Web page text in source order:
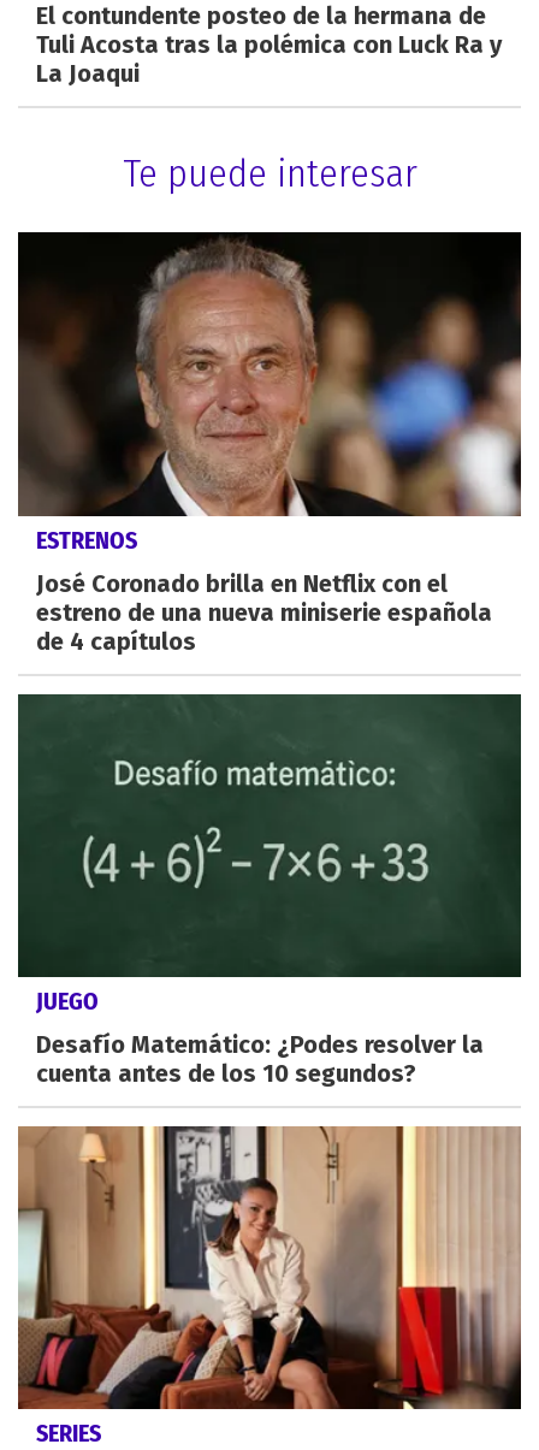
El contundente posteo de la hermana de
Tuli Acosta tras la polémica con Luck Ra y
La Joaqui
Te puede interesar
ESTRENOS
José Coronado brilla en Netflix con el
estreno de una nueva miniserie española
de 4 capítulos
JUEGO
Desafío Matemático: ¿Podes resolver la
cuenta antes de los 10 segundos?
SERIES